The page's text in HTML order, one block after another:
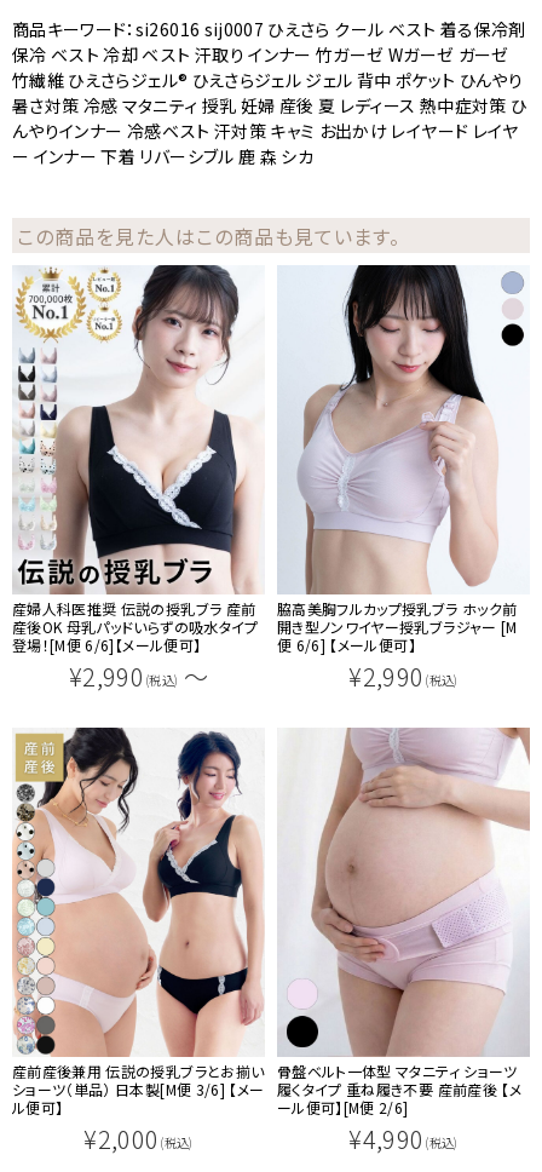
商品キーワード：si26016 sij0007 ひえさら クール ベスト 着る保冷剤
保冷 ベスト 冷却 ベスト 汗取り インナー 竹ガーゼ Wガーゼ ガーゼ
竹繊維 ひえさらジェル® ひえさらジェル ジェル 背中 ポケット ひんやり
暑さ対策 冷感 マタニティ 授乳 妊婦 産後 夏 レディース 熱中症対策 ひ
んやりインナー 冷感ベスト 汗対策 キャミ お出かけ レイヤード レイヤ
ー インナー 下着 リバーシブル 鹿 森 シカ
この商品を見た人はこの商品も見ています。
産婦人科医推奨 伝説の授乳ブラ 産前
産後OK 母乳パッドいらずの吸水タイプ
登場！[M便 6/6]【メール便可】
¥2,990 (税込) ～
脇高美胸フルカップ授乳ブラ ホック前
開き型ノンワイヤー授乳ブラジャー [M
便 6/6] 【メール便可】
¥2,990 (税込)
産前産後兼用 伝説の授乳ブラとお揃い
ショーツ（単品） 日本製[M便 3/6] 【メー
ル便可】
¥2,000 (税込)
骨盤ベルト一体型 マタニティ ショーツ
履くタイプ 重ね履き不要 産前産後 【メ
ール便可】[M便 2/6]
¥4,990 (税込)